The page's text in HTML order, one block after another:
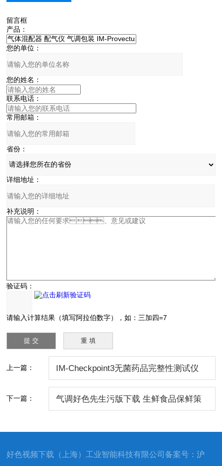
留言框
产品：
您的单位：
您的姓名：
联系电话：
常用邮箱：
省份：
详细地址：
补充说明：
验证码：
请输入计算结果（填写阿拉伯数字），如：三加四=7
上一篇： IM-Checkpoint3无菌药品完整性测试仪
下一篇： 气调好色先生污版下载 生鲜食品保鲜策
好色视频下载（上海）工业智能科技有限公司备案号：沪